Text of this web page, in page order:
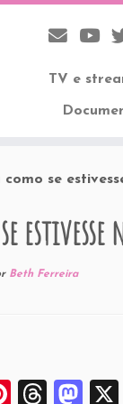
TV e
como se
estivesse
Beth Ferreira
Pi
T
M